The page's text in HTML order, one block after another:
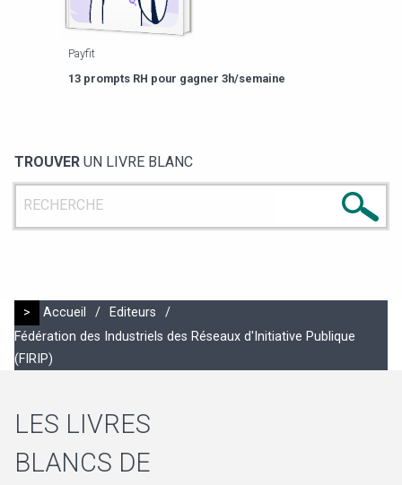
Payfit
13 prompts RH pour gagner 3h/semaine
TROUVER UN LIVRE BLANC
> Accueil / Editeurs
/
Fédération des Industriels des Réseaux d'Initiative Publique
(FIRIP)
LES LIVRES
BLANCS DE